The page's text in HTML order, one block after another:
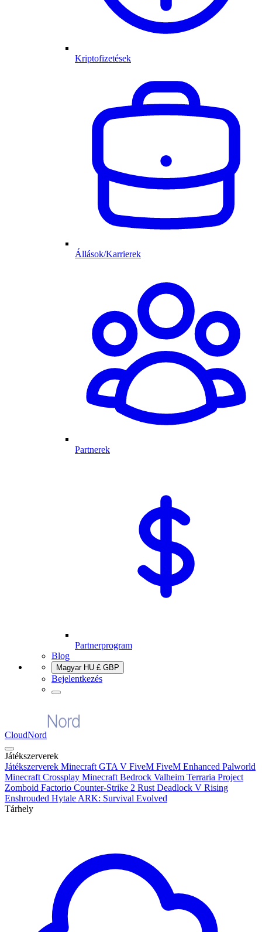
Kriptofizetések
Állások/Karrierek
Partnerek
Partnerprogram
Blog
Magyar HU £ GBP
Bejelentkezés
CloudNord
Játékszerverek
Játékszerverek Minecraft GTA V FiveM FiveM Enhanced Palworld
Minecraft Crossplay Minecraft Bedrock Valheim Terraria Project
Zomboid Factorio Counter-Strike 2 Rust Deadlock V Rising
Enshrouded Hytale ARK: Survival Evolved
Tárhely